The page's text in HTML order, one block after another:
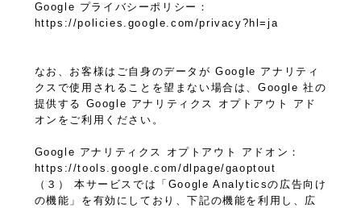
Google プライバシーポリシー：
https://policies.google.com/privacy?hl=ja
なお、お客様はご自身のデータが Google アナリティ
クスで使用されることを望まない場合は、Google 社の
提供する Google アナリティクス オプトアウト アド
オンをご利用ください。
Google アナリティクス オプトアウト アドオン：
https://tools.google.com/dlpage/gaoptout
（３） 本サービスでは「Google Analyticsの広告向け
の機能」を有効にしており、下記の機能を利用し、広